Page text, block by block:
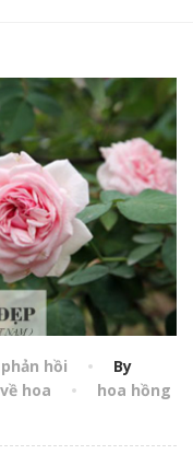
hồi
By
hoa
hoa hồng